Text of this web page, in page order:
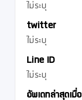
ไม่ระบุ
twitter
ไม่ระบุ
Line ID
ไม่ระบุ
อัพเดทล่าสุดเมื่อ